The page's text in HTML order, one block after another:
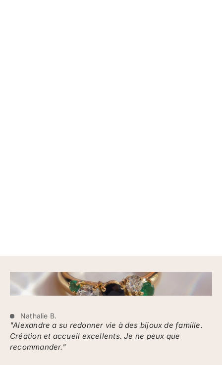
Nathalie B.
"Alexandre a su redonner vie à des bijoux de famille.
Création et accueil excellents. Je ne peux que
recommander."